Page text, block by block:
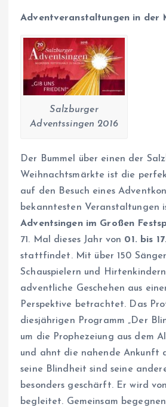
Adventveranstaltungen in der
Salzburger
Adventssingen 2016
Der Bummel über einen der
Weihnachtsmärkte ist die
auf den Besuch eines
bekanntesten Veranstaltungen
Adventsingen im Großen
71. Mal dieses Jahr von 01. bis
stattfindet. Mit über 150
Schauspielern und
adventliche Geschehen aus
Perspektive betrachtet. Das
diesjährigen Programm „Der
um die Prophezeiung aus dem
und ahnt die nahende Ankunft
seine Blindheit sind seine
besonders geschärft. Er wird
begleitet. Gemeinsam